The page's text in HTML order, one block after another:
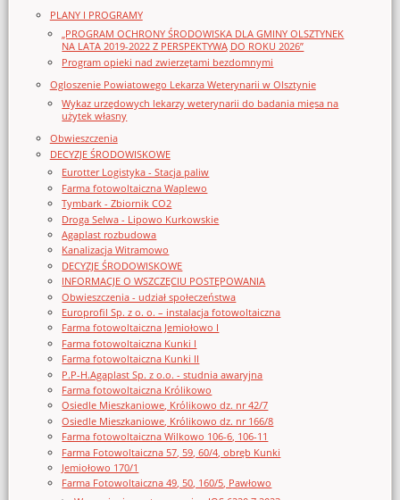
PLANY I PROGRAMY
„PROGRAM OCHRONY ŚRODOWISKA DLA GMINY OLSZTYNEK
NA LATA 2019-2022 Z PERSPEKTYWĄ DO ROKU 2026”
Program opieki nad zwierzętami bezdomnymi
Ogloszenie Powiatowego Lekarza Weterynarii w Olsztynie
Wykaz urzędowych lekarzy weterynarii do badania mięsa na
użytek własny
Obwieszczenia
DECYZJE ŚRODOWISKOWE
Eurotter Logistyka - Stacja paliw
Farma fotowoltaiczna Waplewo
Tymbark - Zbiornik CO2
Droga Selwa - Lipowo Kurkowskie
Agaplast rozbudowa
Kanalizacja Witramowo
DECYZJE ŚRODOWISKOWE
INFORMACJE O WSZCZĘCIU POSTĘPOWANIA
Obwieszczenia - udział społeczeństwa
Europrofil Sp. z o. o. – instalacja fotowoltaiczna
Farma fotowoltaiczna Jemiołowo I
Farma fotowoltaiczna Kunki I
Farma fotowoltaiczna Kunki II
P.P-H.Agaplast Sp. z o.o. - studnia awaryjna
Farma fotowoltaiczna Królikowo
Osiedle Mieszkaniowe, Królikowo dz. nr 42/7
Osiedle Mieszkaniowe, Królikowo dz. nr 166/8
Farma fotowoltaiczna Wilkowo 106-6, 106-11
Farma Fotowoltaiczna 57, 59, 60/4, obręb Kunki
Jemiołowo 170/1
Farma Fotowoltaiczna 49, 50, 160/5, Pawłowo